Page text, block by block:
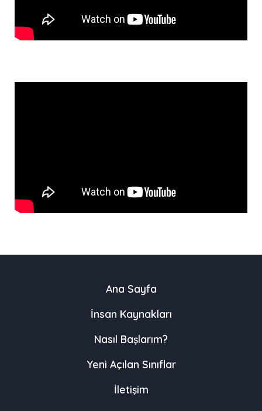
Ana Sayfa
İnsan Kaynakları
Nasıl Başlarım?
Yeni Açılan Sınıflar
İletişim